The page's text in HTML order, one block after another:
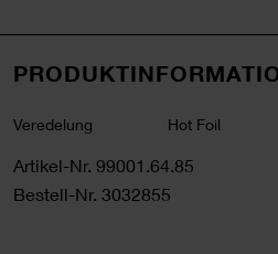
Veredelung Hot Foil
Artikel-Nr. 99001.64.85
Bestell-Nr. 3032855